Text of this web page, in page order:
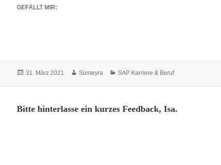
GEFÄLLT MIR:
Veröffentlicht
31. März 2021 Autor
Sümeyra Kategorien
SAP Karriere & Beruf
Bitte hinterlasse ein kurzes Feedback, Isa.